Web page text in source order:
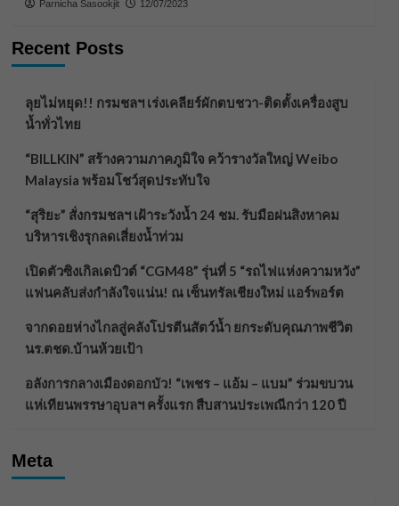
Parnicha Sasookjit 12/07/2023
Recent Posts
ลุยไม่หยุด!! กรมชลฯ เร่งเคลียร์ผักตบชวา-ติดตั้งเครื่องสูบ
น้ำทั่วไทย
“BILLKIN” สร้างความภาคภูมิใจ คว้ารางวัลใหญ่ Weibo
Malaysia พร้อมโชว์สุดประทับใจ
“สุริยะ” สั่งกรมชลฯ เฝ้าระวังน้ำ 24 ชม. รับมือฝนสิงหาคม
บริหารเชิงรุกลดเสี่ยงน้ำท่วม
เปิดตัวซิงเกิลเดบิวต์ “CGM48” รุ่นที่ 5 “รถไฟแห่งความหวัง”
แฟนคลับส่งกำลังใจแน่น! ณ เซ็นทรัลเชียงใหม่ แอร์พอร์ต
จากดอยห่างไกลสู่คลังโปรตีนสัตว์น้ำ ยกระดับคุณภาพชีวิต
นร.ตชด.บ้านห้วยเป้า
อลังการกลางเมืองดอกบัว! “เพชร – แอ้ม – แบม” ร่วมขบวน
แห่เทียนพรรษาอุบลฯ ครั้งแรก สืบสานประเพณีกว่า 120 ปี
Meta